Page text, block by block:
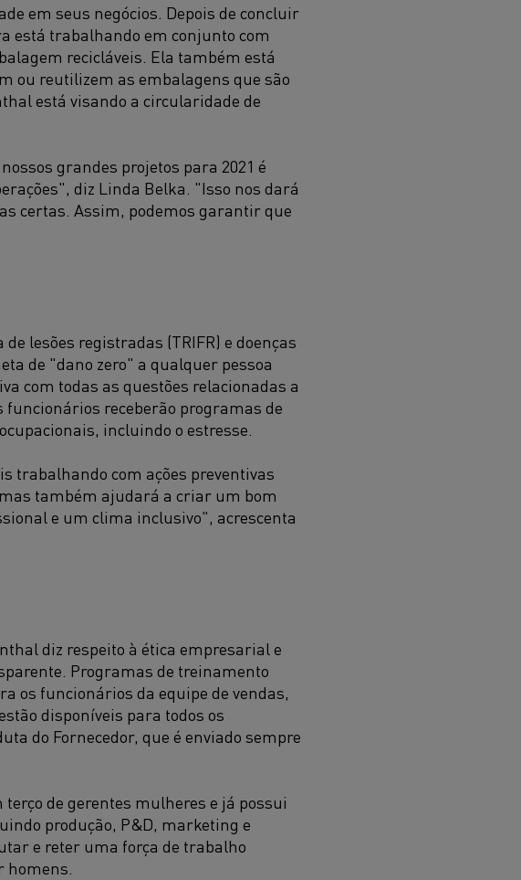
em seus negócios. Depois de concluir
está trabalhando em conjunto com
recicláveis. Ela também está
ou reutilizem as embalagens que são
está visando a circularidade de
grandes projetos para 2021 é
diz Linda Belka. "Isso nos dará
certas. Assim, podemos garantir que
lesões registradas (TRIFR) e doenças
de "dano zero" a qualquer pessoa
com todas as questões relacionadas a
funcionários receberão programas de
incluindo o estresse.
trabalhando com ações preventivas
também ajudará a criar um bom
e um clima inclusivo", acrescenta
diz respeito à ética empresarial e
Programas de treinamento
os funcionários da equipe de vendas,
disponíveis para todos os
do Fornecedor, que é enviado sempre
de gerentes mulheres e já possui
produção, P&D, marketing e
e reter uma força de trabalho
homens.